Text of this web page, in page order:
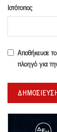
Ιστότοπος
Αποθήκευσε
πλοηγό για